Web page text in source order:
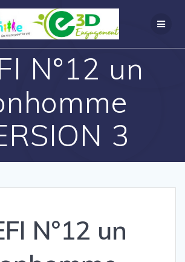
N°12 un
3
N°12 un